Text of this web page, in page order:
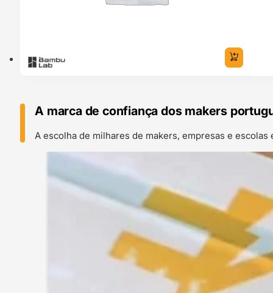
A marca de confiança dos makers
A escolha de milhares de makers, empresas e escolas